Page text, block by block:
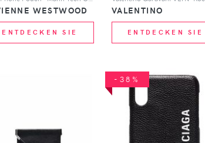
WESTWOOD
ENTDECKEN SIE
VALENTINO
ENTDECKEN SIE
-38%